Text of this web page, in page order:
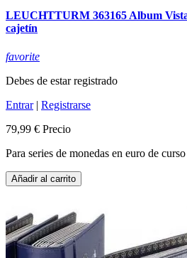
LEUCHTTURM 363165 Album
cajetín
favorite
Debes de estar registrado
Entrar| Registrarse
79,99 € Precio
Para series de monedas en euro de
Añadir al carrito